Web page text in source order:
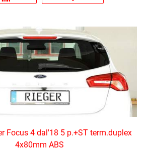
Focus 4 dal'18 5 p.+ST term.duplex
4x80mm ABS